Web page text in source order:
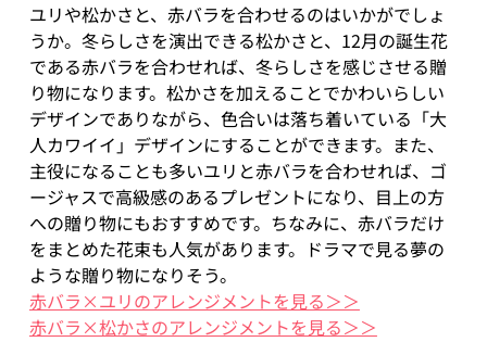
ユリや松かさと、赤バラを合わせるのはいかがでしょ
うか。冬らしさを演出できる松かさと、12月の誕生花
である赤バラを合わせれば、冬らしさを感じさせる贈
り物になります。松かさを加えることでかわいらしい
デザインでありながら、色合いは落ち着いている「大
人カワイイ」デザインにすることができます。また、
主役になることも多いユリと赤バラを合わせれば、ゴ
ージャスで高級感のあるプレゼントになり、目上の方
への贈り物にもおすすめです。ちなみに、赤バラだけ
をまとめた花束も人気があります。ドラマで見る夢の
ような贈り物になりそう。
赤バラ×ユリのアレンジメントを見る＞＞
赤バラ×松かさのアレンジメントを見る＞＞